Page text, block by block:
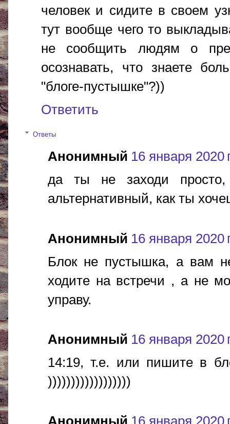
человек и сидите в своем
тут вообще чего то
не сообщить людям о
осознавать, что знаете
"блоге-пустышке"?))
Ответить
Ответы
Анонимный 16 января 2020
да ты не заходи
альтернативный, как ты
Анонимный 16 января 2020
Блок не пустышка, а вам
ходите на встречи , а не
управу.
Анонимный 16 января 2020
14:19, т.е. или пишите в
))))))))))))))))))